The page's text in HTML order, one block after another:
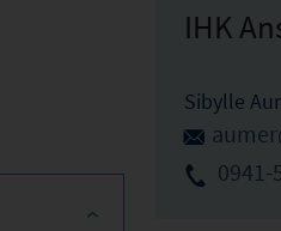
IHK
Sibylle
0941-